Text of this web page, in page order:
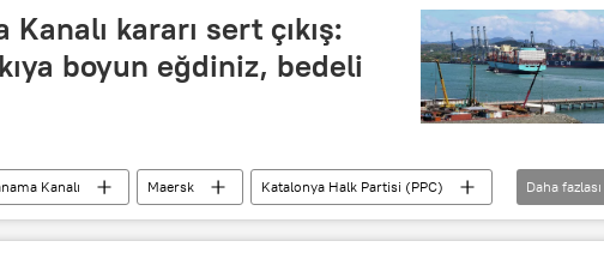
Kanalı kararı sert çıkış:
boyun eğdiniz, bedeli
Kanalı Maersk
Katalonya Halk Partisi (PPC)
Asya & Pasifik
Daha fazlası